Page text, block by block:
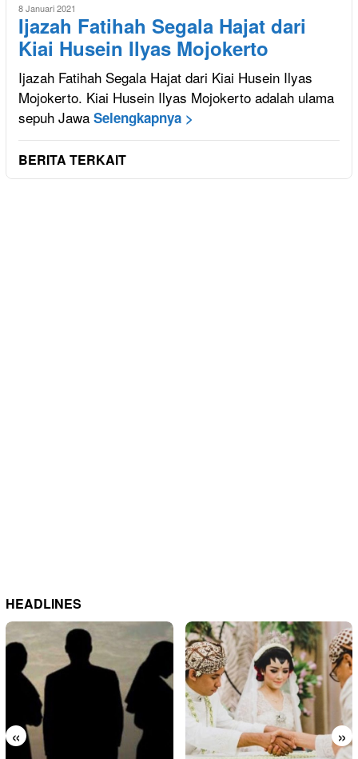
8 Januari 2021
Ijazah Fatihah Segala Hajat dari
Kiai Husein Ilyas Mojokerto
Ijazah Fatihah Segala Hajat dari Kiai Husein Ilyas
Mojokerto. Kiai Husein Ilyas Mojokerto adalah ulama
sepuh Jawa Selengkapnya >
BERITA TERKAIT
HEADLINES
« »